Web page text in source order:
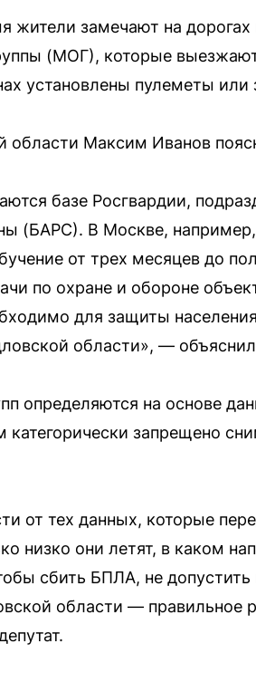
жители замечают на
(МОГ), которые
установлены пулеметы или
Максим Иванов
базе Росгвардии,
(БАРС). В Москве,
от трех месяцев до
по охране и обороне
для защиты
области», —
определяются на основе
запрещено
от тех данных, которые
низко они летят, в каком
сбить БПЛА, не
области — правильное